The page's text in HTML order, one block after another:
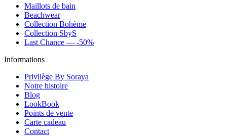
Maillots de bain
Beachwear
Collection Bohème
Collection SbyS
Last Chance — -50%
Informations
Privilège By Soraya
Notre histoire
Blog
LookBook
Points de vente
Carte cadeau
Contact